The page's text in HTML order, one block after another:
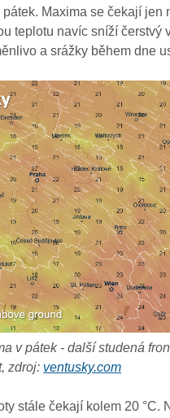
Maxima se čekají jen
teplotu navíc sníží čerstvý
a srážky během dne
v pátek - další studená
zdroj: ventusky.com
stále čekají kolem 20 °C.